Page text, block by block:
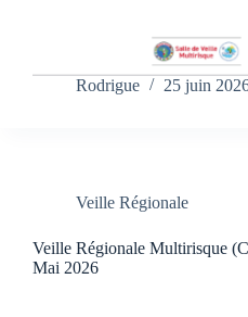
Rodrigue 25 juin
Veille Régionale
Veille Régionale Multirisque
Mai 2026